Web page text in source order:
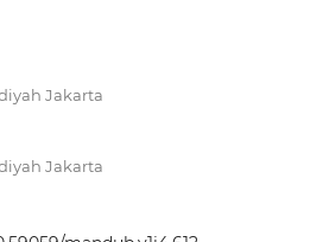
Jakarta
Jakarta